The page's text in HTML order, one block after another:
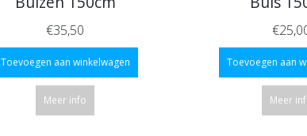
€35,50
Toevoegen aan winkelwagen
Meer info
Toevoegen aan
Meer